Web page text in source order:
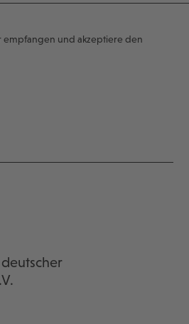
empfangen und akzeptiere den